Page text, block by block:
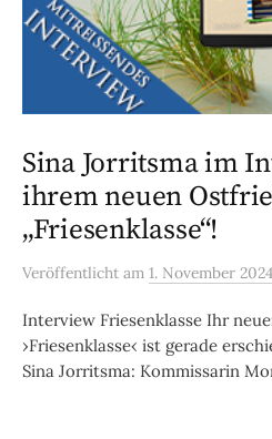
Sina Jorritsma im
ihrem neuen
„Friesenklasse“!
Veröffentlicht am 1. November 2024
Interview Friesenklasse Ihr
›Friesenklasse‹ ist gerade
Sina Jorritsma: Kommissarin